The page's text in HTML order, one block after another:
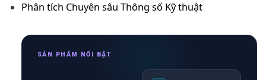
Phân tích Chuyên sâu Thông số Kỹ thuật
SẢN PHẨM NỔI BẬT